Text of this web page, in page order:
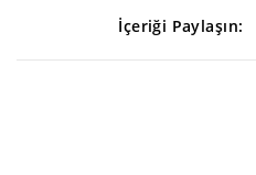
İçeriği Paylaşın: